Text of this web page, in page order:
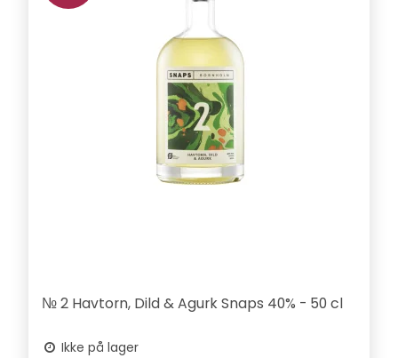
№ 2 Havtorn, Dild & Agurk Snaps 40% - 50 cl
Ikke på lager